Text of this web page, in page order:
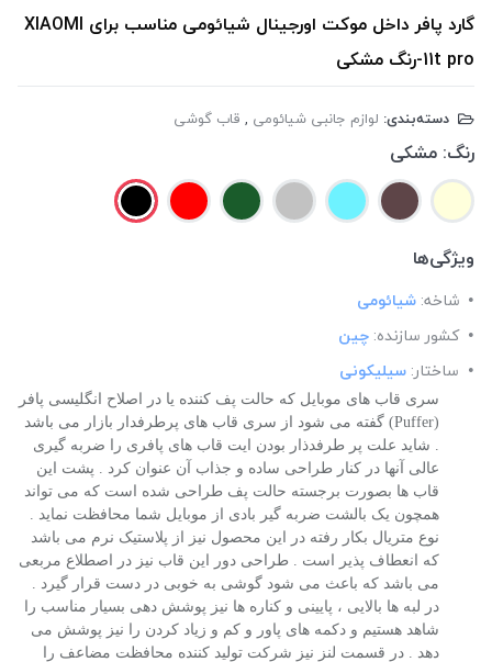
گارد پافر داخل موکت اورجینال شیائومی مناسب برای XIAOMI
11t pro-رنگ مشکی
دسته‌بندی: لوازم جانبی شیائومی , قاب گوشی
رنگ: مشکی
ویژگی‌ها
شاخه: شیائومی
کشور سازنده: چین
ساختار: سیلیکونی
سری قاب های موبایل که حالت پف کننده یا در اصلاح انگلیسی پافر
(Puffer) گفته می شود از سری قاب های پرطرفدار بازار می باشد
. شاید علت پر طرفدذار بودن ایت قاب های پافری را ضربه گیری
عالی آنها در کنار طراحی ساده و جذاب آن عنوان کرد . پشت این
قاب ها بصورت برجسته حالت پف طراحی شده است که می تواند
همچون یک بالشت ضربه گیر بادی از موبایل شما محافظت نماید .
نوع متریال بکار رفته در این محصول نیز از پلاستیک نرم می باشد
که انعطاف پذیر است . طراحی دور این قاب نیز در اصطلاع مربعی
می باشد که باعث می شود گوشی به خوبی در دست قرار گیرد .
در لبه ها بالایی ، پایینی و کناره ها نیز پوشش دهی بسیار مناسب را
شاهد هستیم و دکمه های پاور و کم و زیاد کردن را نیز پوشش می
دهد . در قسمت لنز نیز شرکت تولید کننده محافظت مضاعف را